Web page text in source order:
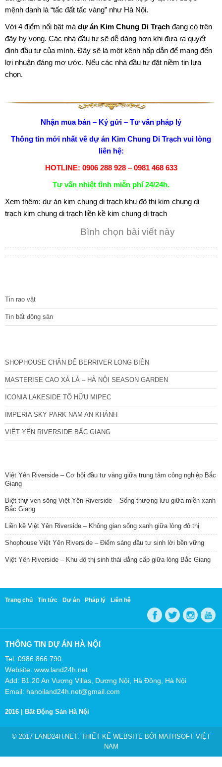
mệnh danh là “tấc đất tấc vàng” như Hà Nội.
Với 4 điểm nổi bật mà dự án Kim Chung Di Trạch đang có trên
đây hy vọng. Các nhà đầu tư sẽ dễ dàng hơn khi đưa ra quyết
định đầu tư của mình. Đây sẽ là một kênh hấp dẫn để mang đến
lợi nhuận đáng mơ ước. Nếu các nhà đầu tư đặt niềm tin lựa
chọn.
Nhận mua bán – Ký gửi – Tư vấn pháp lý
Thông tin mới nhất về dự án Kim Chung Di Trạch vui lòng
liên hệ:
HOTLINE: 0906 288 928 – 0981 468 633
Tư vấn nhiệt tình miễn phí 24/24h.
Xem thêm: dự án kim chung di trạch khu đô thị kim chung di
trạch kim chung di trạch liền kề kim chung di trạch
Bình chọn bài viết này
Tin rao vặt
Tin bất động sản
SHOPHOUSE CHÂN ĐẾ BERRIVER LONG BIÊN
MASTERISE CAO XÀ LÁ – HÀ NỘI SEASON GARDEN
ICONIA LAKESIDE TỐ HỮU MIPEC
IMPERIA SKY PARK NAM AN KHÁNH
VIỆT YÊN RIVERSIDE BẮC GIANG
Việt Yên Riverside – Cơ hội đầu tư vàng giữa trung tâm công nghiệp Bắc
Giang
Biệt thự ven sông Việt Yên Riverside – Sống thượng lưu giữa miền xanh
Bắc Giang
Liền kề Việt Yên Riverside – Không gian sống xanh giữa lòng đô thị
Shophouse Việt Yên Riverside – Điểm sáng đầu tư sinh lời bền vững
Việt Yên Riverside – Khu đô thị sinh thái đẳng cấp giữa lòng Bắc Giang
Trang chủ Tin tức Dự án Pháp lý Liên hệ
THÔNG TIN DỰ ÁN HÀ NỘI
Tel: 0986 866 790
Website: www.land24h.net
Add: B1.20 An Vượng Villas, Dương Nội, Hà Đông, Hà Nội
Email: hanoiland24h.net@gmail.com
2016 | Bất Động Sản Hà Nội
© 2017 LAND24H.NET. THIẾT KẾ WEBSITE BỞI MATHSOFT VIỆT
NAM